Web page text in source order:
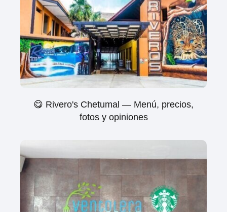
😋 Rivero's Chetumal — Menú, precios,
fotos y opiniones